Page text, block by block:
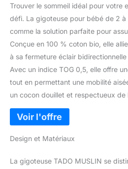
Trouver le sommeil idéal pour votre
défi. La gigoteuse pour bébé de 2 à
comme la solution parfaite pour
Conçue en 100 % coton bio, elle
à sa fermeture éclair
Avec un indice TOG 0,5, elle offre
tout en permettant une mobilité
un cocon douillet et respectueux de
Design et Matériaux
La gigoteuse TADO MUSLIN se